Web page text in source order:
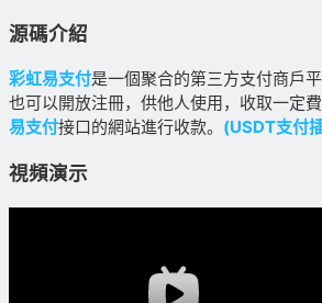
源碼介紹
彩虹易支付是一個聚合的第三方支付商戶
也可以開放注冊，供他人使用，收取一定
易支付接口的網站進行收款。 (USDT支付
視頻演示